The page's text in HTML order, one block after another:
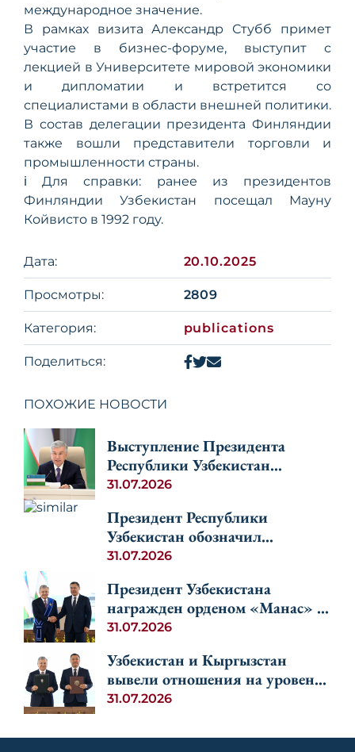
международное значение.
В рамках визита Александр Стубб примет
участие в бизнес-форуме, выступит с
лекцией в Университете мировой экономики
и дипломатии и встретится со
специалистами в области внешней политики.
В состав делегации президента Финляндии
также вошли представители торговли и
промышленности страны.
ℹ️ Для справки: ранее из президентов
Финляндии Узбекистан посещал Мауну
Койвисто в 1992 году.
Дата: 20.10.2025
Просмотры: 2809
Категория: publications
Поделиться:
ПОХОЖИЕ НОВОСТИ
Выступление Президента
Республики Узбекистан
Шавката Мирзиёева на
Консультативной встрече глав
государств Центральной Азии
и Азербайджана
31.07.2026
Президент Республики
Узбекистан обозначил
перспективы развития
стран Центральной Азии и
Азербайджана
31.07.2026
Президент Узбекистана
награжден орденом «Манас» I
степени
31.07.2026
Узбекистан и Кыргызстан
вывели отношения на уровень
союзничества
31.07.2026